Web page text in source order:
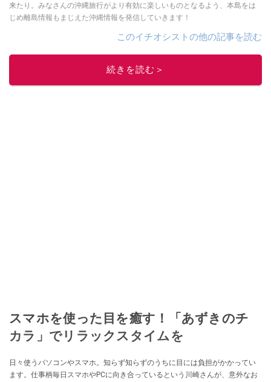
来たり。みなさんの沖縄旅行がより有効に楽しいものとなるよう、本島をは
じめ離島情報もまじえた沖縄情報を発信していきます！
このイチオシストの他の記事を読む
続きを読む＞
スマホを使った目を癒す！「あずきのチ
カラ」でリラックスタイムを
日々使うパソコンやスマホ。知らず知らずのうちに目には負担がかかってい
ます。仕事柄毎日スマホやPCに向き合っているという川崎さんが、意外なお